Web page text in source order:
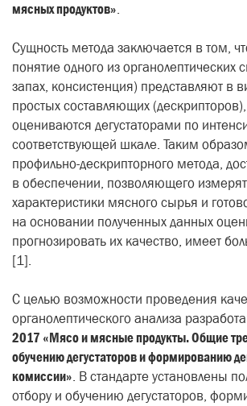
мясных продуктов».
Сущность метода заключается в том,
понятие одного из органолептических
запах, консистенция) представляют в
простых составляющих
оцениваются дегустаторами по
соответствующей шкале. Таким
профильно-дескрипторного метода,
в обеспечении, позволяющего
характеристики мясного сырья и
на основании полученных данных
прогнозировать их качество, имеет
[1].
С целью возможности проведения
органолептического анализа
2017 «Мясо и мясные продукты. Общие
обучению дегустаторов и формированию
комиссии». В стандарте установлены
отбору и обучению дегустаторов,